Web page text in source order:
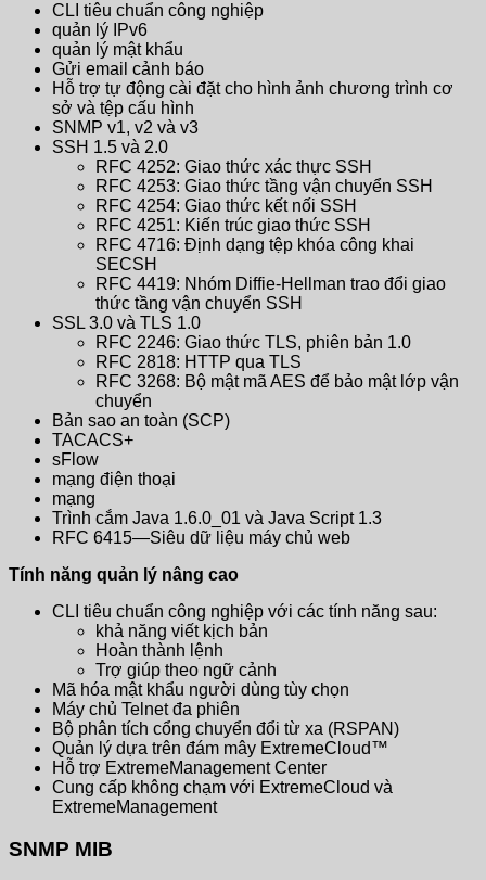
CLI tiêu chuẩn công nghiệp
quản lý IPv6
quản lý mật khẩu
Gửi email cảnh báo
Hỗ trợ tự động cài đặt cho hình ảnh chương trình cơ
sở và tệp cấu hình
SNMP v1, v2 và v3
SSH 1.5 và 2.0
RFC 4252: Giao thức xác thực SSH
RFC 4253: Giao thức tầng vận chuyển SSH
RFC 4254: Giao thức kết nối SSH
RFC 4251: Kiến trúc giao thức SSH
RFC 4716: Định dạng tệp khóa công khai
SECSH
RFC 4419: Nhóm Diffie-Hellman trao đổi giao
thức tầng vận chuyển SSH
SSL 3.0 và TLS 1.0
RFC 2246: Giao thức TLS, phiên bản 1.0
RFC 2818: HTTP qua TLS
RFC 3268: Bộ mật mã AES để bảo mật lớp vận
chuyển
Bản sao an toàn (SCP)
TACACS+
sFlow
mạng điện thoại
mạng
Trình cắm Java 1.6.0_01 và Java Script 1.3
RFC 6415—Siêu dữ liệu máy chủ web
Tính năng quản lý nâng cao
CLI tiêu chuẩn công nghiệp với các tính năng sau:
khả năng viết kịch bản
Hoàn thành lệnh
Trợ giúp theo ngữ cảnh
Mã hóa mật khẩu người dùng tùy chọn
Máy chủ Telnet đa phiên
Bộ phân tích cổng chuyển đổi từ xa (RSPAN)
Quản lý dựa trên đám mây ExtremeCloud™
Hỗ trợ ExtremeManagement Center
Cung cấp không chạm với ExtremeCloud và
ExtremeManagement
SNMP MIB